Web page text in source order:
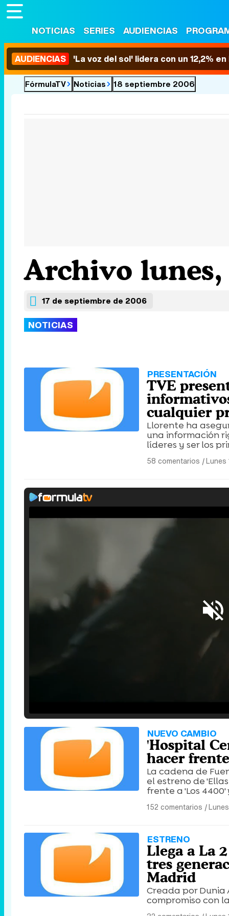
NOTICIAS SERIES AUDIENCIAS
AUDIENCIAS 'La voz del sol' lidera con un 12,2%
FórmulaTV Noticias 18 septiembre 2006
Archivo lunes,
17 de septiembre de 2006
NOTICIAS
PRESENTACIÓN
TVE
cualquier
Llorente ha
una información
líderes y ser los
58 comentarios |Lunes
NUEVO CAMBIO
'Hospital
hacer
La cadena de
el estreno de
frente a 'Los
152 comentarios |
ESTRENO
Llega a La
tres
Madrid
Creada por Dunia
compromiso con